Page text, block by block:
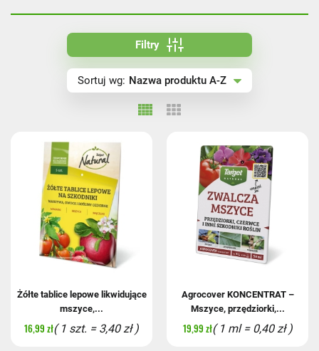
FILTRUJ
Filtry
Sortuj wg: Nazwa produktu A-Z
Nazwa produktu A-Z
Nazwa produktu Z-A
Cena rosnąco
Żółte tablice lepowe likwidujące
mszyce,...
16,99 zł( 1 szt. = 3,40 zł )
Agrocover KONCENTRAT –
Mszyce, przędziorki,...
19,99 zł( 1 ml = 0,40 zł )